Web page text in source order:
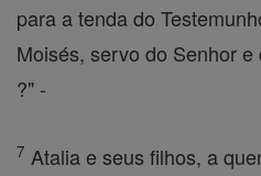
para a tenda do
Moisés, servo do Senhor
?" -
7 Atalia e seus filhos, a